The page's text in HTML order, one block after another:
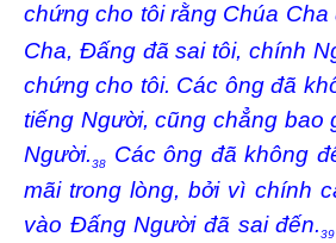
chứng cho tôi rằng Chúa Cha
Cha, Đấng đã sai tôi, chính
chứng cho tôi. Các ông đã
tiếng Người, cũng chẳng bao
Người.38
Các ông đã không
mãi trong lòng, bởi vì chính
vào Đấng Người đã sai đến.39